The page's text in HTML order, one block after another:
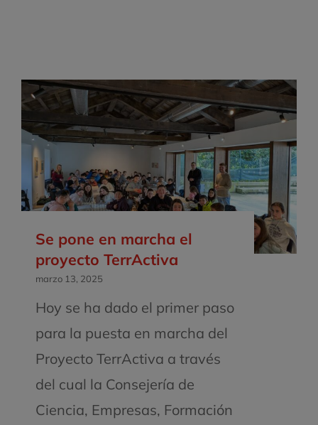
Se pone en marcha el
proyecto TerrActiva
marzo 13, 2025
Hoy se ha dado el primer paso
para la puesta en marcha del
Proyecto TerrActiva a través
del cual la Consejería de
Ciencia, Empresas, Formación